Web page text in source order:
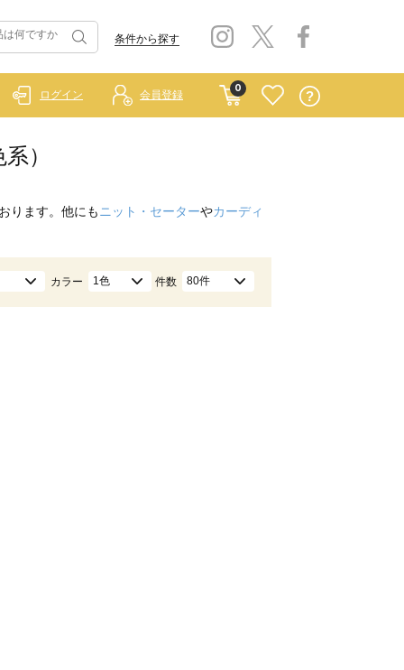
条件から探す
0
ログイン 会員登録
）
ります。他にも ニット・セーターやカーディ
カラー 1色 件数 80件